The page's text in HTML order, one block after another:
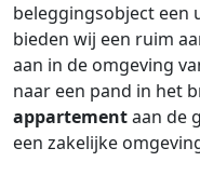
beleggingsobject een
bieden wij een ruim
aan in de omgeving
naar een pand in het
appartementaan de
een zakelijke